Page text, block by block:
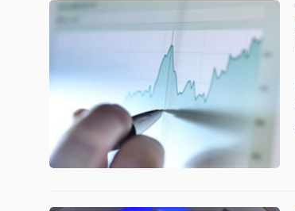
Ngành
SECTOR